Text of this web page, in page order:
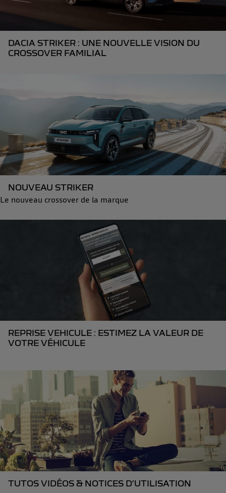
DACIA STRIKER : UNE NOUVELLE VISION DU
CROSSOVER FAMILIAL
NOUVEAU STRIKER
Le nouveau crossover de la marque
REPRISE VEHICULE : ESTIMEZ LA VALEUR DE
VOTRE VÉHICULE
TUTOS VIDÉOS & NOTICES D’UTILISATION